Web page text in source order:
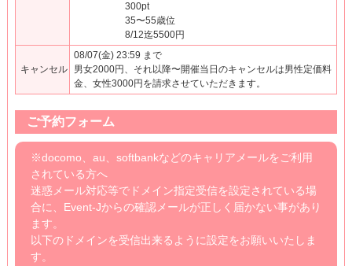
300pt
35〜55歳位
8/12迄5500円
キャンセル
08/07(金) 23:59 まで
男女2000円、それ以降〜開催当日のキャンセルは男性定価料
金、女性3000円を請求させていただきます。
ご予約フォーム
※docomo、au、softbankなどのキャリアメールをご利用
されている方へ
迷惑メール対応等でドメイン指定受信を設定されている場
合に、Event-Jからの確認メールが正しく届かない事があり
ます。
以下のドメインを受信出来るように設定をお願いいたしま
す。